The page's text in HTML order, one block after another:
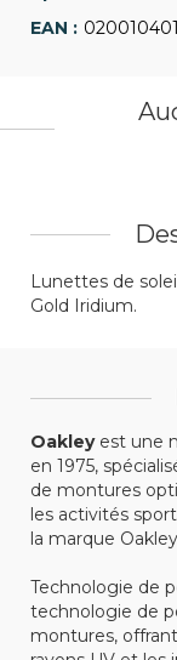
Lunettes de
Gold Iridium.
Oakleyest une
en 1975,
de montures
les activités
la marque
Technologie de
technologie de
montures,